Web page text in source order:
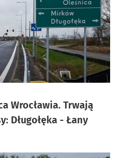
Wrocławia. Trwają
Długołęka - Łany